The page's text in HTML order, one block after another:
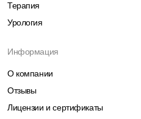
Терапия
Урология
Информация
О компании
Отзывы
Лицензии и сертификаты